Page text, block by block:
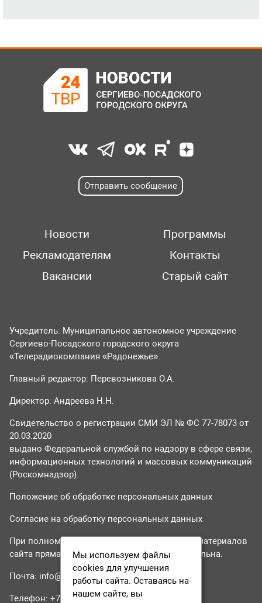
Отправить сообщение
Новости
Программы
Рекламодателям
Контакты
Вакансии
Старый сайт
Учредитель: Муниципальное автономное учреждение
Сергиево-Посадского городского округа
«Телерадиокомпания «Радонежье».
Главный редактор: Перевозникова О.А.
Директор: Андреева Н.Н.
Свидетельство о регистрации СМИ ЭЛ № ФС 77-78073 от
20.03.2020
выдано Федеральной службой по надзору в сфере связи,
информационных технологий и массовых коммуникаций
(Роскомнадзор).
Положение об обработке персональных данных
Согласие на обработку персональных данных
При полном или частичном использовании материалов
сайта прямая гиперссылка на tvr24.tv обязательна.
Почта: info@tvr24.tv
Телефон: +7 (496) 551-04-95
Мы используем файлы
cookies для улучшения
работы сайта. Оставаясь на
нашем сайте, вы